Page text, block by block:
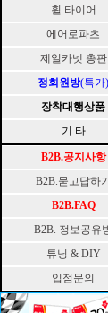
휠.타이어
에어로파츠
제일카넷 총판
정회원방(특가)
장착대행상품
기 타
B2B.공지사항
B2B.묻고답하기
B2B.FAQ
B2B. 정보공유
튜닝 & DIY
입점문의